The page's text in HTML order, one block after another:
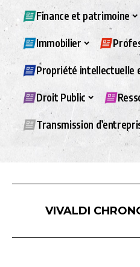
Finance et patrimoine
Immobilier
Propriété intellectuelle
Droit Public
Transmission
VIVALDI